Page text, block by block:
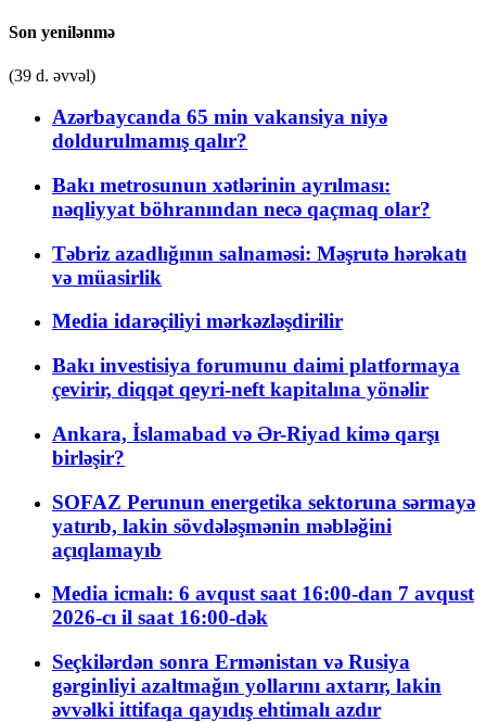
Son yenilənmə
(39 d. əvvəl)
Azərbaycanda 65 min vakansiya niyə
doldurulmamış qalır?
Bakı metrosunun xətlərinin ayrılması:
nəqliyyat böhranından necə qaçmaq olar?
Təbriz azadlığının salnaməsi: Məşrutə hərəkatı
və müasirlik
Media idarəçiliyi mərkəzləşdirilir
Bakı investisiya forumunu daimi platformaya
çevirir, diqqət qeyri-neft kapitalına yönəlir
Ankara, İslamabad və Ər-Riyad kimə qarşı
birləşir?
SOFAZ Perunun energetika sektoruna sərmayə
yatırıb, lakin sövdələşmənin məbləğini
açıqlamayıb
Media icmalı: 6 avqust saat 16:00-dan 7 avqust
2026-cı il saat 16:00-dək
Seçkilərdən sonra Ermənistan və Rusiya
gərginliyi azaltmağın yollarını axtarır, lakin
əvvəlki ittifaqa qayıdış ehtimalı azdır